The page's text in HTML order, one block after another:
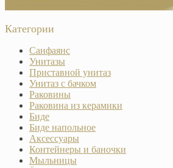
Категории
Санфаянс
Унитазы
Приставной унитаз
Унитаз с бачком
Раковины
Раковина из керамики
Биде
Биде напольное
Аксессуары
Контейнеры и баночки
Мыльницы